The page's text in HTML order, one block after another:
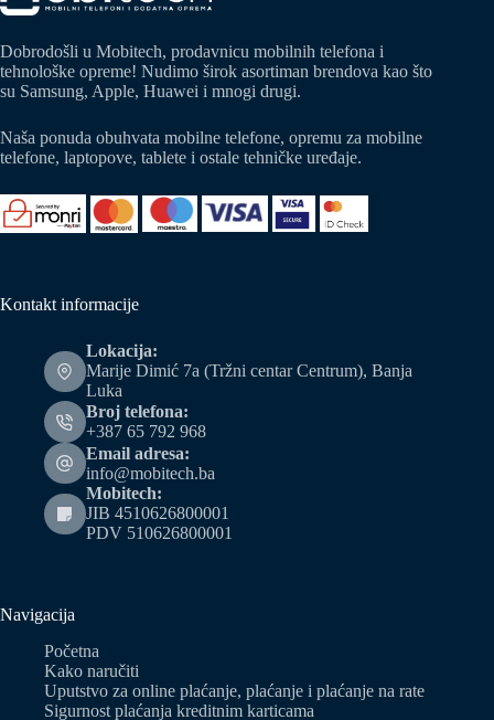
Dobrodošli u Mobitech, prodavnicu mobilnih telefona i
tehnološke opreme! Nudimo širok asortiman brendova kao što
su Samsung, Apple, Huawei i mnogi drugi.
Naša ponuda obuhvata mobilne telefone, opremu za mobilne
telefone, laptopove, tablete i ostale tehničke uređaje.
Kontakt informacije
Lokacija:
Marije Dimić 7a (Tržni centar Centrum), Banja
Luka
Broj telefona:
+387 65 792 968
Email adresa:
info@mobitech.ba
Mobitech:
JIB 4510626800001
PDV 510626800001
Navigacija
Početna
Kako naručiti
Uputstvo za online plaćanje, plaćanje i plaćanje na rate
Sigurnost plaćanja kreditnim karticama